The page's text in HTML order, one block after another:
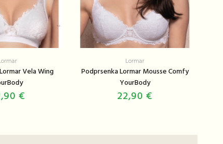
Vela Wing
€
Lormar
Podprsenka Lormar Mousse Comfy
YourBody
22,90 €